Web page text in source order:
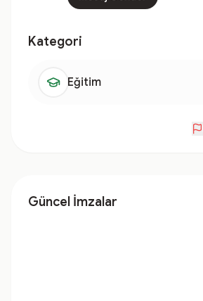
Kategori
Eğitim
Güncel İmzalar